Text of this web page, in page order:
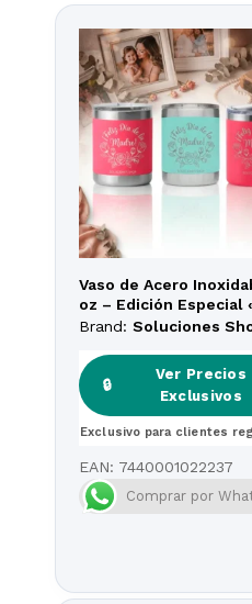
Vaso de Acero
oz – Edición Especial
la Madre»
Brand: Soluciones
🔒
Ver Precios
Exclusivos
Exclusivo para clientes
EAN: 7440001022237
Comprar por